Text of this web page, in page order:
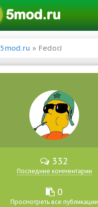
5mod.ru » FedorJ
332
Последние комментарии
0
Просмотреть все публикации